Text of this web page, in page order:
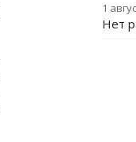
1
Нет